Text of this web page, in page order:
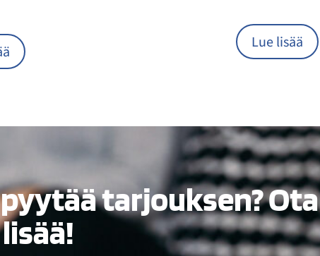
Lue lisää
tarjouksen? Ota